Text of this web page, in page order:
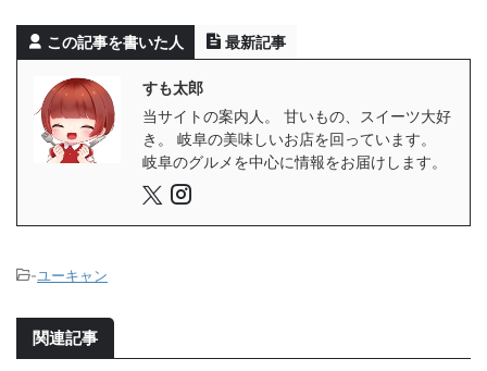
この記事を書いた人 最新記事
すも太郎
当サイトの案内人。 甘いもの、スイーツ大好
き。 岐阜の美味しいお店を回っています。
岐阜のグルメを中心に情報をお届けします。
-ユーキャン
関連記事